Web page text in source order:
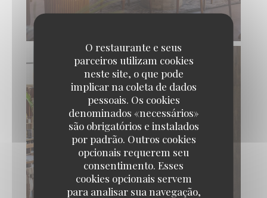
O restaurante e seus
parceiros utilizam cookies
neste site, o que pode
implicar na coleta de dados
pessoais. Os cookies
denominados «necessários»
são obrigatórios e instalados
por padrão. Outros cookies
opcionais requerem seu
consentimento. Esses
cookies opcionais servem
para analisar sua navegação,